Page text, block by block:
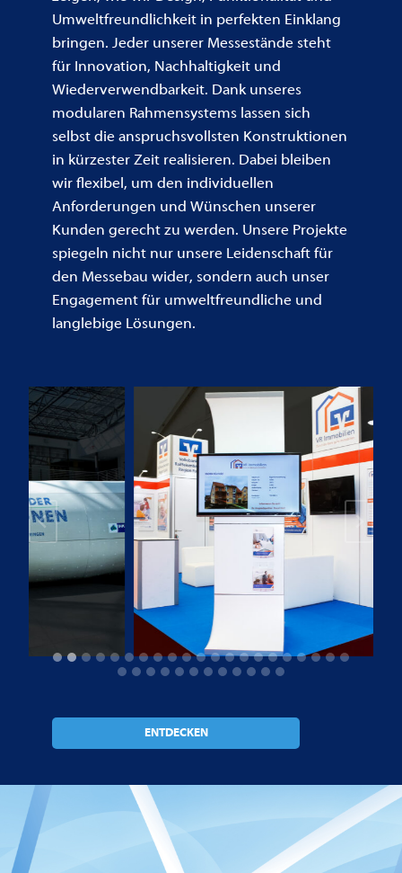
Umweltfreundlichkeit in perfekten Einklang
bringen. Jeder unserer Messestände steht
für Innovation, Nachhaltigkeit und
Wiederverwendbarkeit. Dank unseres
modularen Rahmensystems lassen sich
selbst die anspruchsvollsten Konstruktionen
in kürzester Zeit realisieren. Dabei bleiben
wir flexibel, um den individuellen
Anforderungen und Wünschen unserer
Kunden gerecht zu werden. Unsere Projekte
spiegeln nicht nur unsere Leidenschaft für
den Messebau wider, sondern auch unser
Engagement für umweltfreundliche und
langlebige Lösungen.
ENTDECKEN